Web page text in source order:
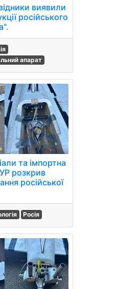
виявили
російського
апарат
та імпортна
розкрив
російської
Росія